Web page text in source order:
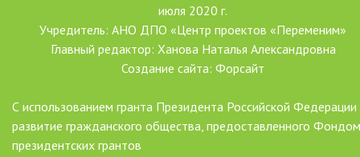
июля 2020 г.
Учредитель: АНО ДПО «Центр проектов «Переменим»
Главный редактор: Ханова Наталья Александровна
Создание сайта: Форсайт
С использованием гранта Президента Российской Федерации
развитие гражданского общества, предоставленного Фондом
президентских грантов